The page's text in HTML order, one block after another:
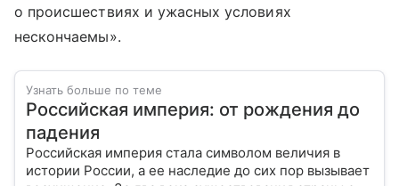
о происшествиях и ужасных условиях
нескончаемы».
Узнать больше по теме
Российская империя: от рождения до
падения
Российская империя стала символом величия в
истории России, а ее наследие до сих пор вызывает